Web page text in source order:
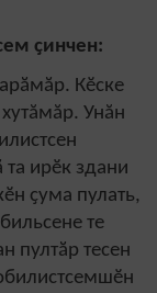
ҫинчен:
Кӗске
мăр. Унăн
та ирӗк здани
ҫума пулать,
те
пултӑр тесен